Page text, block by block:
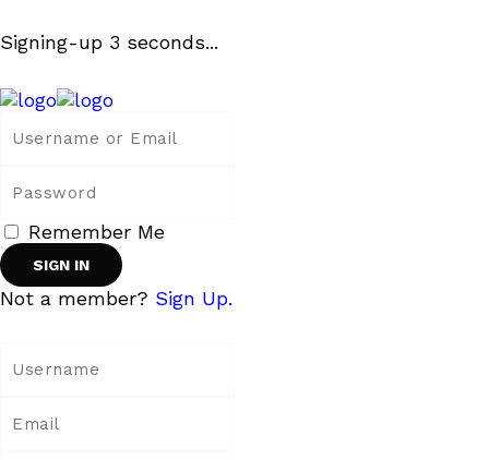
Signing-up 3 seconds...
Remember Me
Not a member? Sign Up.